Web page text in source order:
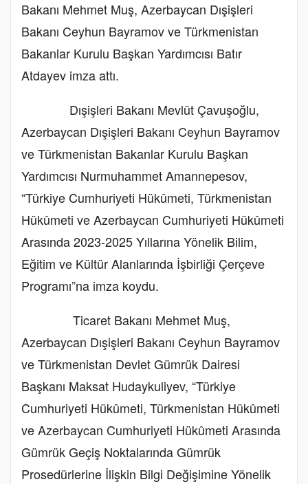
Bakanı Mehmet Muş, Azerbaycan Dışişleri
Bakanı Ceyhun Bayramov ve Türkmenistan
Bakanlar Kurulu Başkan Yardımcısı Batır
Atdayev imza attı.
Dışişleri Bakanı Mevlüt Çavuşoğlu,
Azerbaycan Dışişleri Bakanı Ceyhun Bayramov
ve Türkmenistan Bakanlar Kurulu Başkan
Yardımcısı Nurmuhammet Amannepesov,
“Türkiye Cumhuriyeti Hükûmeti, Türkmenistan
Hükûmeti ve Azerbaycan Cumhuriyeti Hükûmeti
Arasında 2023-2025 Yıllarına Yönelik Bilim,
Eğitim ve Kültür Alanlarında İşbirliği Çerçeve
Programı”na imza koydu.
Ticaret Bakanı Mehmet Muş,
Azerbaycan Dışişleri Bakanı Ceyhun Bayramov
ve Türkmenistan Devlet Gümrük Dairesi
Başkanı Maksat Hudaykuliyev, “Türkiye
Cumhuriyeti Hükûmeti, Türkmenistan Hükûmeti
ve Azerbaycan Cumhuriyeti Hükûmeti Arasında
Gümrük Geçiş Noktalarında Gümrük
Prosedürlerine İlişkin Bilgi Değişimine Yönelik